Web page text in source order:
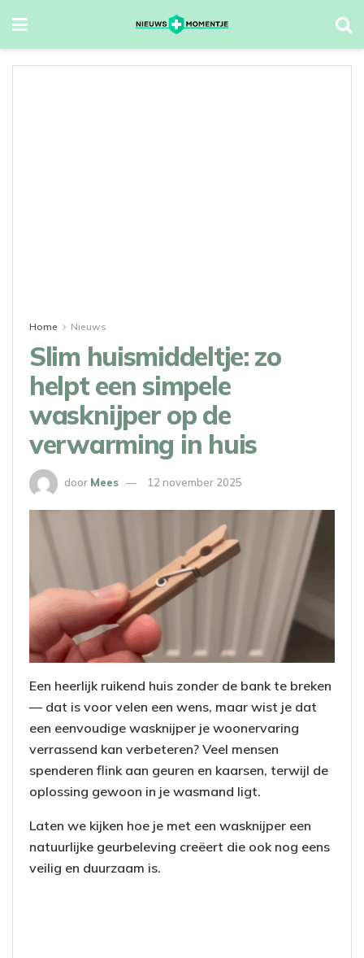
Home Nieuws
Slim huismiddeltje: zo
helpt een simpele
wasknijper op de
verwarming in huis
door Mees 12 november 2025
Een heerlijk ruikend huis zonder de bank te breken
— dat is voor velen een wens, maar wist je dat
een eenvoudige wasknijper je woonervaring
verrassend kan verbeteren? Veel mensen
spenderen flink aan geuren en kaarsen, terwijl de
oplossing gewoon in je wasmand ligt.
Laten we kijken hoe je met een wasknijper een
natuurlijke geurbeleving creëert die ook nog eens
veilig en duurzaam is.